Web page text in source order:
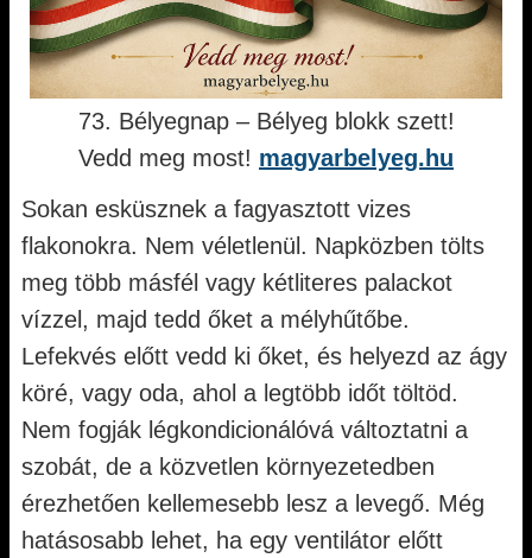
73. Bélyegnap – Bélyeg blokk szett!
Vedd meg most! magyarbelyeg.hu
Sokan esküsznek a fagyasztott vizes
flakonokra. Nem véletlenül. Napközben tölts
meg több másfél vagy kétliteres palackot
vízzel, majd tedd őket a mélyhűtőbe.
Lefekvés előtt vedd ki őket, és helyezd az ágy
köré, vagy oda, ahol a legtöbb időt töltöd.
Nem fogják légkondicionálóvá változtatni a
szobát, de a közvetlen környezetedben
érezhetően kellemesebb lesz a levegő. Még
hatásosabb lehet, ha egy ventilátor előtt